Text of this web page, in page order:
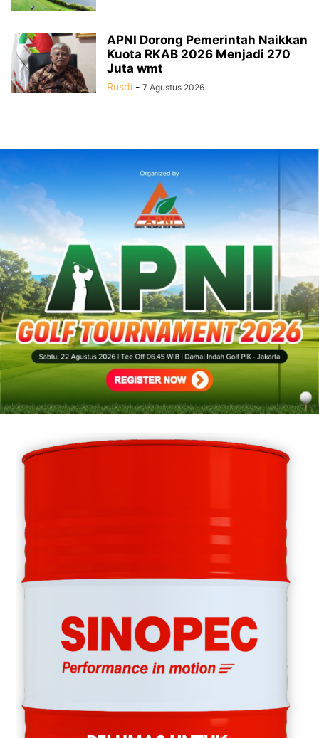
APNI Dorong Pemerintah Naikkan
Kuota RKAB 2026 Menjadi 270
Juta wmt
Rusdi - 7 Agustus 2026